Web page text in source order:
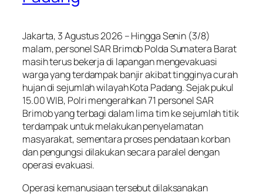
Jakarta, 3 Agustus 2026 – Hingga Senin (3/8)
malam, personel SAR Brimob Polda Sumatera Barat
masih terus bekerja di lapangan mengevakuasi
warga yang terdampak banjir akibat tingginya curah
hujan di sejumlah wilayah Kota Padang. Sejak pukul
15.00 WIB, Polri mengerahkan 71 personel SAR
Brimob yang terbagi dalam lima tim ke sejumlah titik
terdampak untuk melakukan penyelamatan
masyarakat, sementara proses pendataan korban
dan pengungsi dilakukan secara paralel dengan
operasi evakuasi.
Operasi kemanusiaan tersebut dilaksanakan